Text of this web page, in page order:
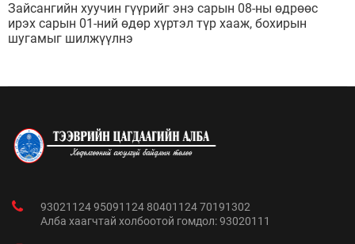
Зайсангийн хуучин гүүрийг энэ сарын 08-ны өдрөөс
ирэх сарын 01-ний өдөр хүртэл түр хааж, бохирын
шугамыг шилжүүлнэ
93021124 95091124 80401124 70191302
Алба хаагчтай холбоотой гомдол: 93020111